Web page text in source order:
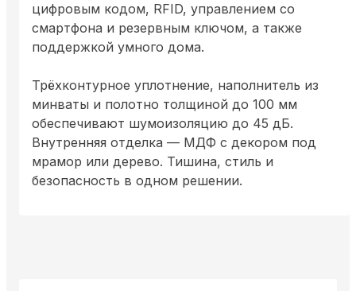
цифровым кодом, RFID, управлением со
смартфона и резервным ключом, а также
поддержкой умного дома.
Трёхконтурное уплотнение, наполнитель из
минваты и полотно толщиной до 100 мм
обеспечивают шумоизоляцию до 45 дБ.
Внутренняя отделка — МДФ с декором под
мрамор или дерево. Тишина, стиль и
безопасность в одном решении.